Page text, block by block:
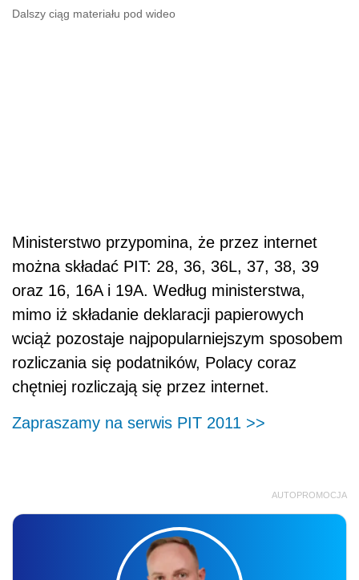
Dalszy ciąg materiału pod wideo
Ministerstwo przypomina, że przez internet
można składać PIT: 28, 36, 36L, 37, 38, 39
oraz 16, 16A i 19A. Według ministerstwa,
mimo iż składanie deklaracji papierowych
wciąż pozostaje najpopularniejszym sposobem
rozliczania się podatników, Polacy coraz
chętniej rozliczają się przez internet.
Zapraszamy na serwis PIT 2011 >>
AUTOPROMOCJA